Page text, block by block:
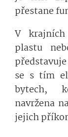
přestane
V
plastu
se s tím
bytech,
navržena
jejich